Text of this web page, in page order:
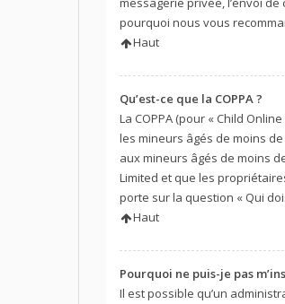
pourquoi nous vous
Haut
Qu’est-ce que la COPPA ?
La COPPA (pour « Child
les mineurs âgés de moins
aux mineurs âgés de moins
Limited et que les
porte sur la question « Qui
Haut
Pourquoi ne puis-je pas
Il est possible qu’un